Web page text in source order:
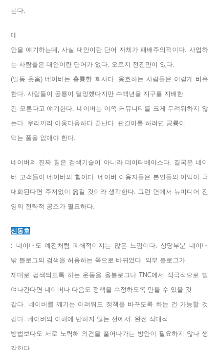
본다.
대
안을 얘기하는데, 사실 대안이란 단어 자체가 패배주의적이다. 사업하
는 사람들은 대안이란 단어가 없다. 오로지 전진만이 있다.
(일동 웃음) 네이버는 훌륭한 회사다. 옹호하는 사람들은 이렇게 비유
한다. 사람들이 공룡이 멸망했다지만 수백년을 지구를 지배한
건 모른다고 얘기한다. 네이버는 이쪽 커뮤니티를 크게 두려워하지 않
는다. 우리끼리 아웅다웅하다 끝난다. 판갈이를 하려면 공룡이
먹는 풀을 없애야 한다.
네이버의 진짜 힘은 검색기술이 아니라 데이터베이스다. 결국은 네이
버 고객들이 네이버의 힘이다. 네이버 이용자들은 본인들의 이익이 극
대화된다면 주저없이 옮길 것이라 생각한다. 그런 면에서 뉴미디어 진
영의 전략적 공조가 필요하다.
신동호
: 네이버도 예전처럼 폐쇄적이지는 않은 느낌이다. 상당부분 네이버
밖 블로그의 검색을 허용하는 쪽으로 바뀌었다. 외부 블로그가
제대로 검색되도록 하는 운동을 올블로그나 TNC에서 적극적으로 벌
여나간다면 네이버나 다음도 정책을 수정하도록 만들 수 있을 것
같다. 네이버를 깨기는 어려워도 정책을 바꾸도록 하는 건 가능할 것
같다. 네이버의 이해에 반하지 않는 선에서. 완전 적대적
방법보다도 서로 노력해 의견을 풀어나가는 방안이 필요하지 않나 생
각한다.